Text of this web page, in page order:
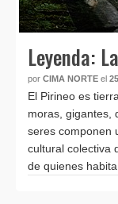
Leyenda:
por CIMA NORTE el
El Pirineo es
moras, gigantes,
seres componen
cultural colectiva
de quienes